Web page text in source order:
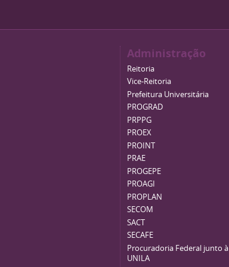
Administração
Reitoria
Vice-Reitoria
Prefeitura Universitária
PROGRAD
PRPPG
PROEX
PROINT
PRAE
PROGEPE
PROAGI
PROPLAN
SECOM
SACT
SECAFE
Procuradoria Federal junto à
UNILA